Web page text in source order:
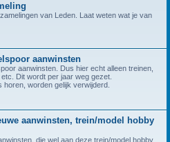
van Leden. Laat weten wat je van
aanwinsten
aanwinsten. Dus hier echt alleen treinen,
Dit wordt per jaar weg gezet.
horen, worden gelijk verwijderd.
aanwinsten, trein/model hobby
die wel aan deze trein/model hobby